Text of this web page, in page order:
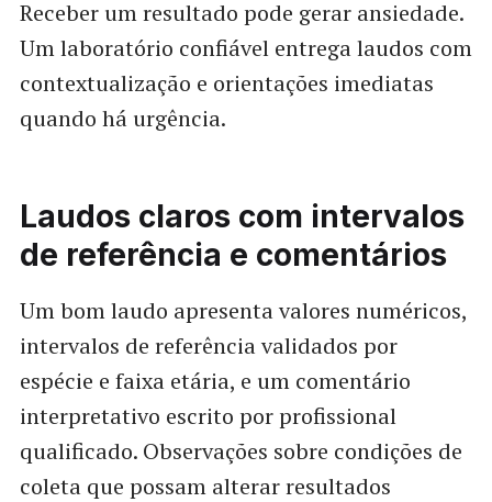
Receber um resultado pode gerar ansiedade.
Um laboratório confiável entrega laudos com
contextualização e orientações imediatas
quando há urgência.
Laudos claros com intervalos
de referência e comentários
Um bom laudo apresenta valores numéricos,
intervalos de referência validados por
espécie e faixa etária, e um comentário
interpretativo escrito por profissional
qualificado. Observações sobre condições de
coleta que possam alterar resultados